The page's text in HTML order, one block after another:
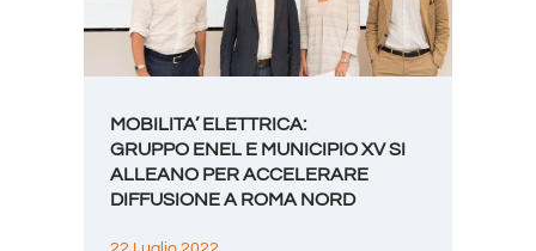
MOBILITA’ ELETTRICA:
GRUPPO ENEL E MUNICIPIO XV SI
ALLEANO PER ACCELERARE
DIFFUSIONE A ROMA NORD